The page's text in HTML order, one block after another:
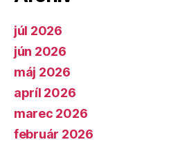
júl 2026
jún 2026
máj 2026
apríl 2026
marec 2026
február 2026